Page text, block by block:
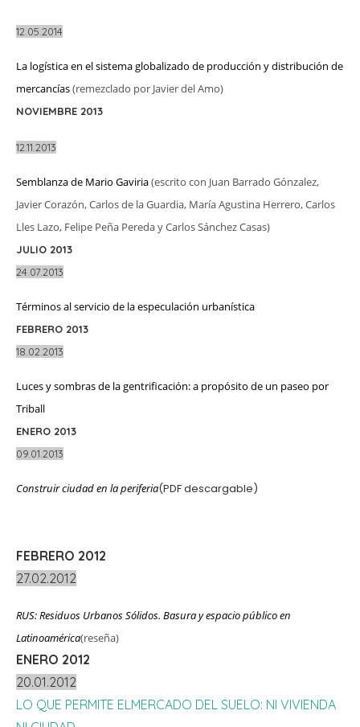
12.05.2014
La logística en el sistema globalizado de producción y distribución de
mercancías(remezclado por Javier del Amo)
NOVIEMBRE 2013
12.11.2013
Semblanza de Mario Gaviria(escrito con Juan Barrado Gónzalez,
Javier Corazón, Carlos de la Guardia, María Agustina Herrero, Carlos
Lles Lazo, Felipe Peña Pereda y Carlos Sánchez Casas)
JULIO 2013
24.07.2013
Términos al servicio de la especulación urbanística
FEBRERO 2013
18.02.2013
Luces y sombras de la gentrificación: a propósito de un paseo por
Triball
ENERO 2013
09.01.2013
Construir ciudad en la periferia(PDF descargable)
FEBRERO 2012
27.02.2012
RUS: Residuos Urbanos Sólidos. Basura y espacio público en
Latinoamérica(reseña)
ENERO 2012
20.01.2012
LO QUE PERMITE ELMERCADO DEL SUELO: NI VIVIENDA